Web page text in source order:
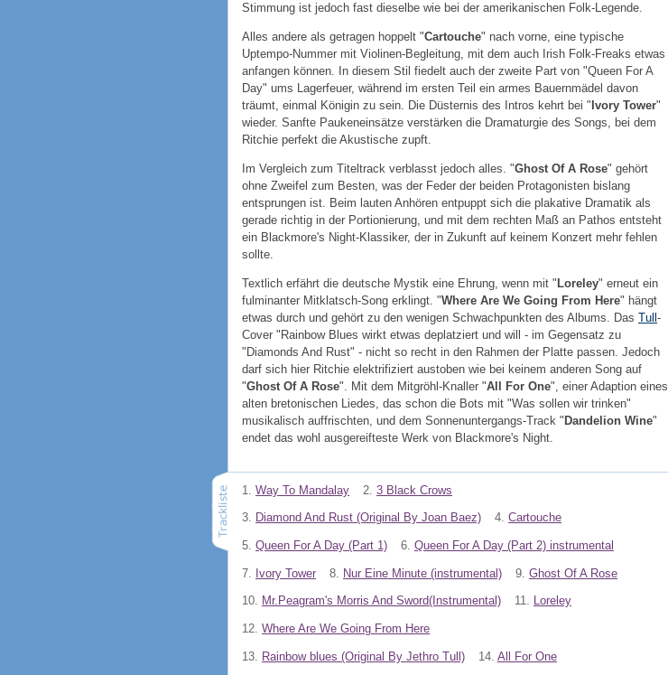
Stimmung ist jedoch fast dieselbe wie bei der amerikanischen Folk-Legende.
Alles andere als getragen hoppelt "Cartouche" nach vorne, eine typische
Uptempo-Nummer mit Violinen-Begleitung, mit dem auch Irish Folk-Freaks etwas
anfangen können. In diesem Stil fiedelt auch der zweite Part von "Queen For A
Day" ums Lagerfeuer, während im ersten Teil ein armes Bauernmädel davon
träumt, einmal Königin zu sein. Die Düsternis des Intros kehrt bei " Ivory Tower"
wieder. Sanfte Paukeneinsätze verstärken die Dramaturgie des Songs, bei dem
Ritchie perfekt die Akustische zupft.
Im Vergleich zum Titeltrack verblasst jedoch alles. "Ghost Of A Rose" gehört
ohne Zweifel zum Besten, was der Feder der beiden Protagonisten bislang
entsprungen ist. Beim lauten Anhören entpuppt sich die plakative Dramatik als
gerade richtig in der Portionierung, und mit dem rechten Maß an Pathos entsteht
ein Blackmore's Night-Klassiker, der in Zukunft auf keinem Konzert mehr fehlen
sollte.
Textlich erfährt die deutsche Mystik eine Ehrung, wenn mit " Loreley" erneut ein
fulminanter Mitklatsch-Song erklingt. "Where Are We Going From Here" hängt
etwas durch und gehört zu den wenigen Schwachpunkten des Albums. Das Tull -
Cover "Rainbow Blues wirkt etwas deplatziert und will - im Gegensatz zu
"Diamonds And Rust" - nicht so recht in den Rahmen der Platte passen. Jedoch
darf sich hier Ritchie elektrifiziert austoben wie bei keinem anderen Song auf
"Ghost Of A Rose". Mit dem Mitgröhl-Knaller "All For One", einer Adaption eines
alten bretonischen Liedes, das schon die Bots mit "Was sollen wir trinken"
musikalisch auffrischten, und dem Sonnenuntergangs-Track " Dandelion Wine"
endet das wohl ausgereifteste Werk von Blackmore's Night.
1. Way To Mandalay 2. 3 Black Crows
3. Diamond And Rust (Original By Joan Baez) 4. Cartouche
5. Queen For A Day (Part 1) 6. Queen For A Day (Part 2) instrumental
7. Ivory Tower 8. Nur Eine Minute (instrumental) 9. Ghost Of A Rose
10. Mr.Peagram's Morris And Sword(Instrumental) 11. Loreley
12. Where Are We Going From Here
13. Rainbow blues (Original By Jethro Tull) 14. All For One